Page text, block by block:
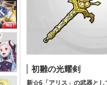
初雛の光耀剣
新☆6「アリス」の武器と